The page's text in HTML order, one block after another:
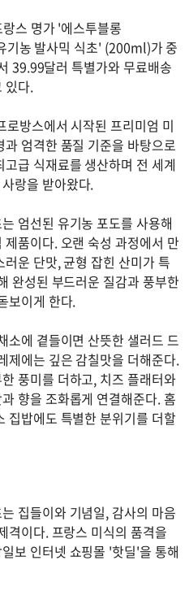
스 명가 '에스투블롱
농 발사믹 식초' (200ml)가 중
39.99달러 특별가와 무료배송
있다.
방스에서 시작된 프리미엄 미
엄격한 품질 기준을 바탕으로
급 식재료를 생산하며 전 세계
랑을 받아왔다.
엄선된 유기농 포도를 사용해
품이다. 오랜 숙성 과정에서 만
운 단맛, 균형 잡힌 산미가 특
완성된 부드러운 질감과 풍부한
보이게 한다.
소에 곁들이면 산뜻한 샐러드 드
제에는 깊은 감칠맛을 더해준다.
풍미를 더하고, 치즈 플래터와
향을 조화롭게 연결해준다. 홈
집밥에도 특별한 분위기를 더할
집들이와 기념일, 감사의 마음
격이다. 프랑스 미식의 품격을
보 인터넷 쇼핑몰 '핫딜'을 통해